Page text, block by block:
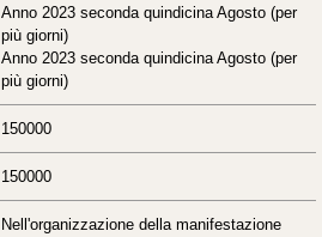
Anno 2023 seconda quindicina Agosto (per
più giorni)
Anno 2023 seconda quindicina Agosto (per
più giorni)
150000
150000
Nell'organizzazione della manifestazione